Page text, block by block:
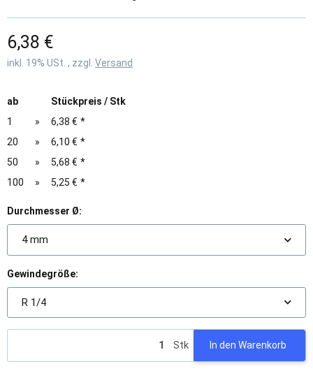
6,38 €
inkl. 19% USt. , zzgl. Versand
ab
Stückpreis / Stk
1
» 6,38 € *
20
» 6,10 € *
50
» 5,68 € *
100
» 5,25 € *
Durchmesser Ø:
4 mm
Gewindegröße:
R 1/4
Stk In den Warenkorb